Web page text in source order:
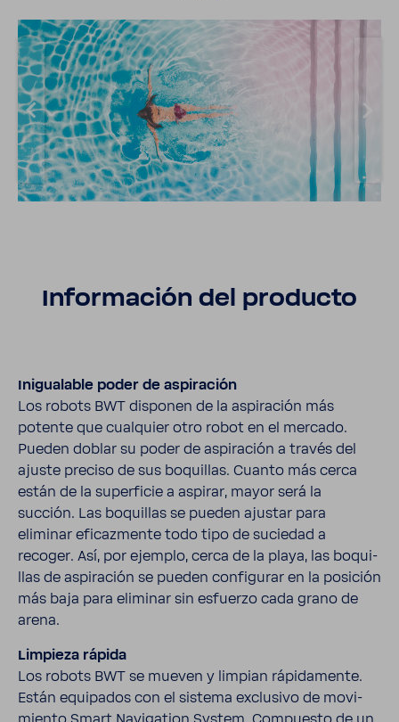
Infor­ma­ción del producto
Inigua­lable poder de aspi­ra­ción
Los robots BWT disponen de la aspi­ra­ción más
potente que cual­quier otro robot en el mercado.
Pueden doblar su poder de aspi­ra­ción a través del
ajuste preciso de sus boqui­llas. Cuanto más cerca
están de la super­ficie a aspirar, mayor será la
succión. Las boqui­llas se pueden ajustar para
eliminar eficaz­mente todo tipo de suciedad a
recoger. Así, por ejemplo, cerca de la playa, las boqui­
llas de aspi­ra­ción se pueden confi­gurar en la posi­ción
más baja para eliminar sin esfuerzo cada grano de
arena.
Limpieza rápida
Los robots BWT se mueven y limpian rápi­da­mente.
Están equi­pados con el sistema exclu­sivo de movi­